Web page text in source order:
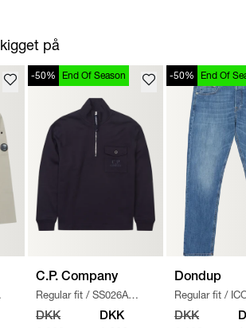
på
-50% End Of Season
C.P. Company
Regular fit / SS026A
005086W SWEATSHIRT
DKK
DKK
-50% End Of
Dondup
Regular fit /
/ DENIM
DKK